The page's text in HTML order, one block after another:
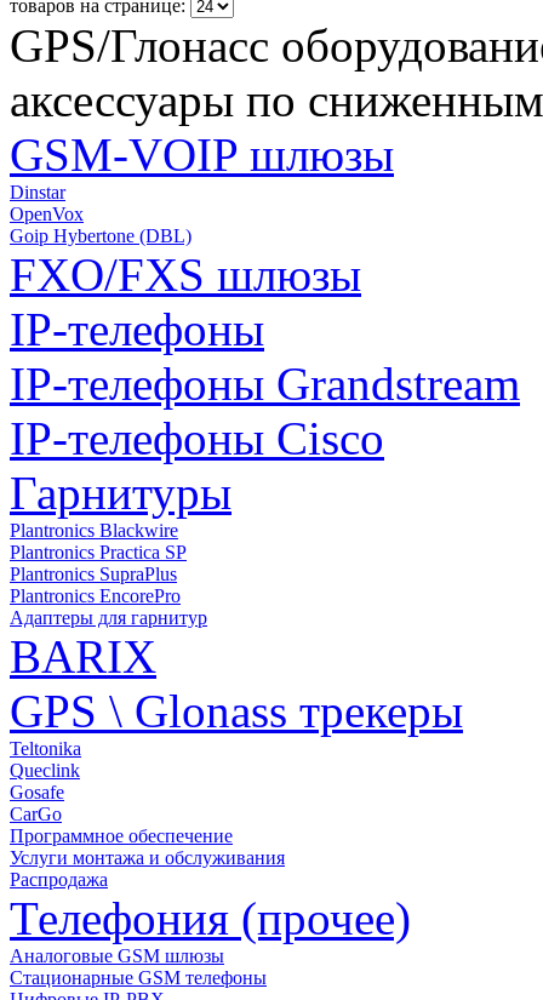
товаров на странице:
GPS/Глонасс
аксессуары по
GSM-VOIP шлюзы
Dinstar
OpenVox
Goip Hybertone (DBL)
FXO/FXS шлюзы
IP-телефоны
IP-телефоны Grandstream
IP-телефоны Cisco
Гарнитуры
Plantronics Blackwire
Plantronics Practica SP
Plantronics SupraPlus
Plantronics EncorePro
Адаптеры для гарнитур
BARIX
GPS \ Glonass трекеры
Teltonika
Queclink
Gosafe
CarGo
Программное обеспечение
Услуги монтажа и обслуживания
Распродажа
Телефония (прочее)
Аналоговые GSM шлюзы
Стационарные GSM телефоны